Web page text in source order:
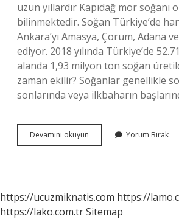
uzun yıllardır Kapıdağ mor soğanı
bilinmektedir. Soğan Türkiye’de
Ankara’yı Amasya, Çorum, Adana
ediyor. 2018 yılında Türkiye’de
alanda 1,93 milyon ton soğan
zaman ekilir? Soğanlar genellikle
sonlarında veya ilkbaharın
Devamını okuyun Türkiyede
Mor
Yorum Bırak
https://ucuzmiknatis.com https://
https://lako.com.trSitemap